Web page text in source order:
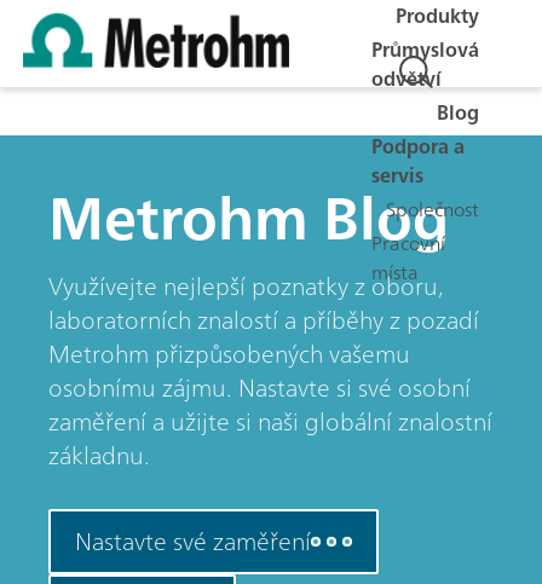
Produkty
Průmyslová
odvětví
Blog
Podpora a
servis
Společnost
Pracovní
místa
Metrohm Blog
Využívejte nejlepší poznatky z oboru,
laboratorních znalostí a příběhy z pozadí
Metrohm přizpůsobených vašemu
osobnímu zájmu. Nastavte si své osobní
zaměření a užijte si naši globální znalostní
základnu.
Nastavte své zaměření